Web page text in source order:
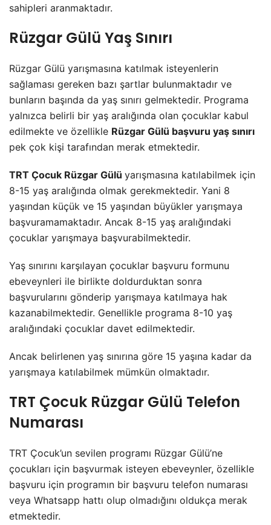
sahipleri aranmaktadır.
Rüzgar Gülü Yaş Sınırı
Rüzgar Gülü yarışmasına katılmak isteyenlerin
sağlaması gereken bazı şartlar bulunmaktadır ve
bunların başında da yaş sınırı gelmektedir. Programa
yalnızca belirli bir yaş aralığında olan çocuklar kabul
edilmekte ve özellikle Rüzgar Gülü başvuru yaş sınırı
pek çok kişi tarafından merak etmektedir.
TRT Çocuk Rüzgar Gülü yarışmasına katılabilmek için
8-15 yaş aralığında olmak gerekmektedir. Yani 8
yaşından küçük ve 15 yaşından büyükler yarışmaya
başvuramamaktadır. Ancak 8-15 yaş aralığındaki
çocuklar yarışmaya başvurabilmektedir.
Yaş sınırını karşılayan çocuklar başvuru formunu
ebeveynleri ile birlikte doldurduktan sonra
başvurularını gönderip yarışmaya katılmaya hak
kazanabilmektedir. Genellikle programa 8-10 yaş
aralığındaki çocuklar davet edilmektedir.
Ancak belirlenen yaş sınırına göre 15 yaşına kadar da
yarışmaya katılabilmek mümkün olmaktadır.
TRT Çocuk Rüzgar Gülü Telefon
Numarası
TRT Çocuk’un sevilen programı Rüzgar Gülü’ne
çocukları için başvurmak isteyen ebeveynler, özellikle
başvuru için programın bir başvuru telefon numarası
veya Whatsapp hattı olup olmadığını oldukça merak
etmektedir.